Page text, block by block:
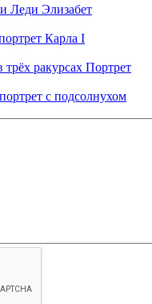
Леди Элизабет
Карла I
Портрет
с подсолнухом